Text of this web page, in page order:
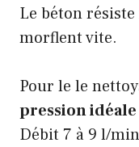
Le béton
morflent vite.
Pour le le
pression
Débit 7 à 9 l/